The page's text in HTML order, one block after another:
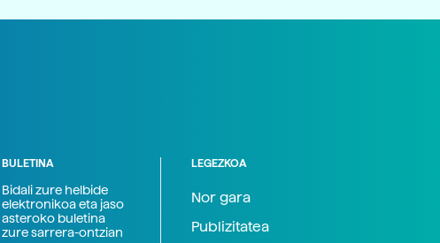
BULETINA
Bidali zure helbide
elektronikoa eta jaso
asteroko buletina
zure sarrera-ontzian
LEGEZKOA
Nor gara
Publizitatea